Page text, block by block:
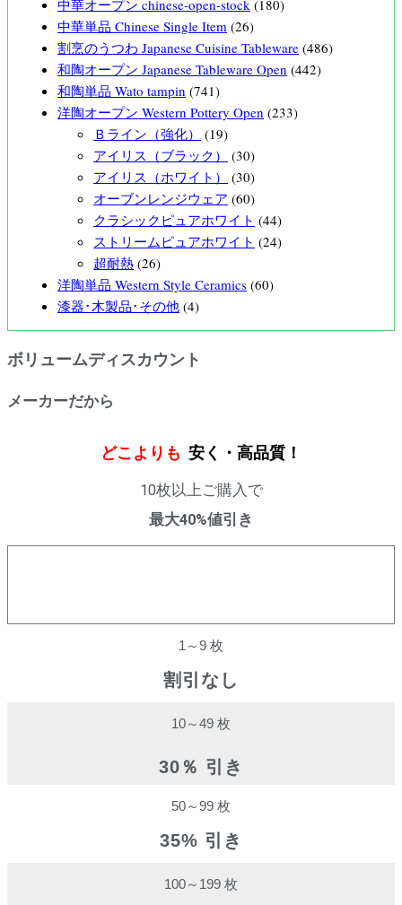
中華オープン chinese-open-stock (180)
中華単品 Chinese Single Item (26)
割烹のうつわ Japanese Cuisine Tableware (486)
和陶オープン Japanese Tableware Open (442)
和陶単品 Wato tampin (741)
洋陶オープン Western Pottery Open (233)
Ｂライン（強化）
(19)
アイリス（ブラック）
(30)
アイリス（ホワイト）
(30)
オーブンレンジウェア (60)
クラシックピュアホワイト (44)
ストリームピュアホワイト (24)
超耐熱 (26)
洋陶単品 Western Style Ceramics (60)
漆器･木製品･その他 (4)
ボリュームディスカウント
メーカーだから
どこよりも 安く・高品質！
10枚以上ご購入で
最大40%値引き
1～9 枚
割引なし
10～49 枚
30％ 引き
50～99 枚
35% 引き
100～199 枚